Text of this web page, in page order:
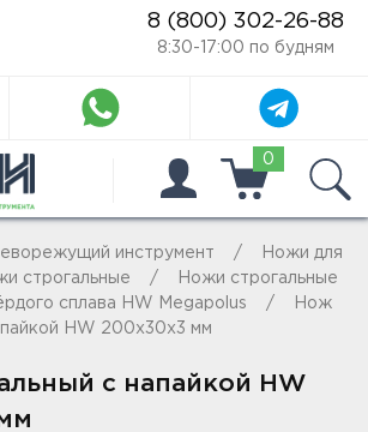
8 (800) 302-26-88
8:30-17:00 по будням
0
инструмент
Ножи для
строгальные
Ножи строгальные
сплава HW Megapolus
Нож
HW 200x30x3 мм
с напайкой HW